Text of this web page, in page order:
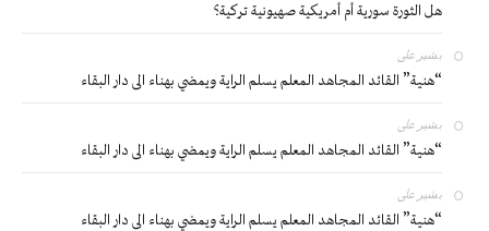
هل الثورة سورية أم أمريكية صهيونية تركية؟
بشير على
“هنية” القائد المجاهد المعلم يسلم الراية ويمضي بهناء الى دار البقاء
بشير على
“هنية” القائد المجاهد المعلم يسلم الراية ويمضي بهناء الى دار البقاء
بشير على
“هنية” القائد المجاهد المعلم يسلم الراية ويمضي بهناء الى دار البقاء